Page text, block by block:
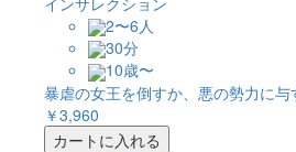
2〜6人
30分
10歳〜
暴虐の女王を倒すか、悪の勢力に
￥3,960
カートに入れる